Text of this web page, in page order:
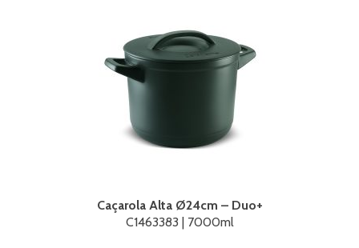
Caçarola Alta Ø24cm – Duo+
C1463383 | 7000ml